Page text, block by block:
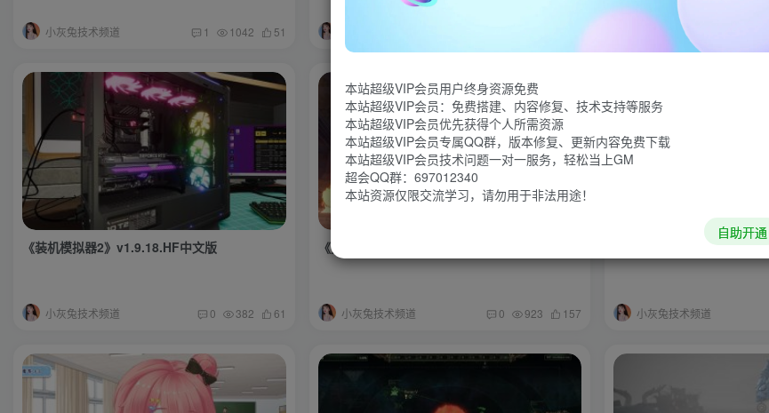
小灰兔技术频道 1 1042 51 小灰兔技术频道
《装机模拟器2》v1.9.18.HF中文版
小灰兔技术频道 0 382 61
《无主之地3》v20240718中文版
小灰兔技术频道 0 923 157
《无限试驾2》v1.0.0中文版
小灰兔技术频道
本站超级VIP会员用户终身资源免费
本站超级VIP会员：免费搭建、内容修复、技术支持等服务
本站超级VIP会员优先获得个人所需资源
本站超级VIP会员专属QQ群，版本修复、更新内容免费下载
本站超级VIP会员技术问题一对一服务，轻松当上GM
超会QQ群：697012340
本站资源仅限交流学习，请勿用于非法用途！
自助开通